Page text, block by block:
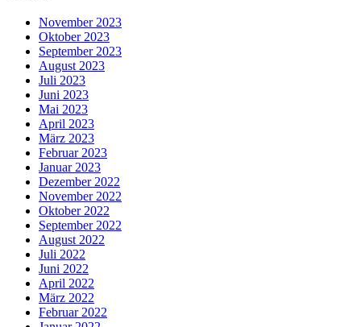
November 2023
Oktober 2023
September 2023
August 2023
Juli 2023
Juni 2023
Mai 2023
April 2023
März 2023
Februar 2023
Januar 2023
Dezember 2022
November 2022
Oktober 2022
September 2022
August 2022
Juli 2022
Juni 2022
April 2022
März 2022
Februar 2022